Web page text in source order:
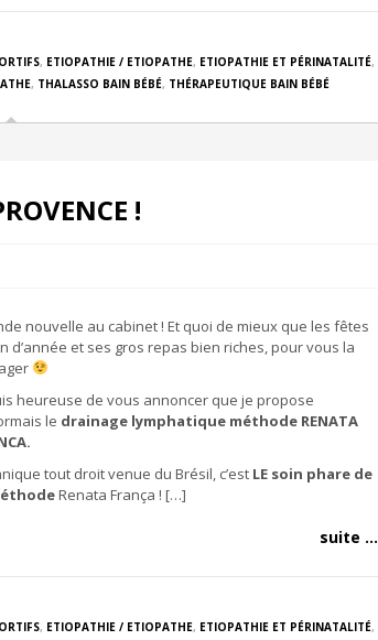
, ETIOPATHIE / ETIOPATHE, ETIOPATHIE ET PÉRINATALITÉ,
, THALASSO BAIN BÉBÉ, THÉRAPEUTIQUE BAIN BÉBÉ
!
nouvelle au cabinet ! Et quoi de mieux que les fêtes
d’année et ses gros repas bien riches, pour vous la
heureuse de vous annoncer que je propose
le drainage lymphatique méthode RENATA
tout droit venue du Brésil, c’est LE soin phare de
Renata França ! […]
suite ...
, ETIOPATHIE / ETIOPATHE, ETIOPATHIE ET PÉRINATALITÉ,